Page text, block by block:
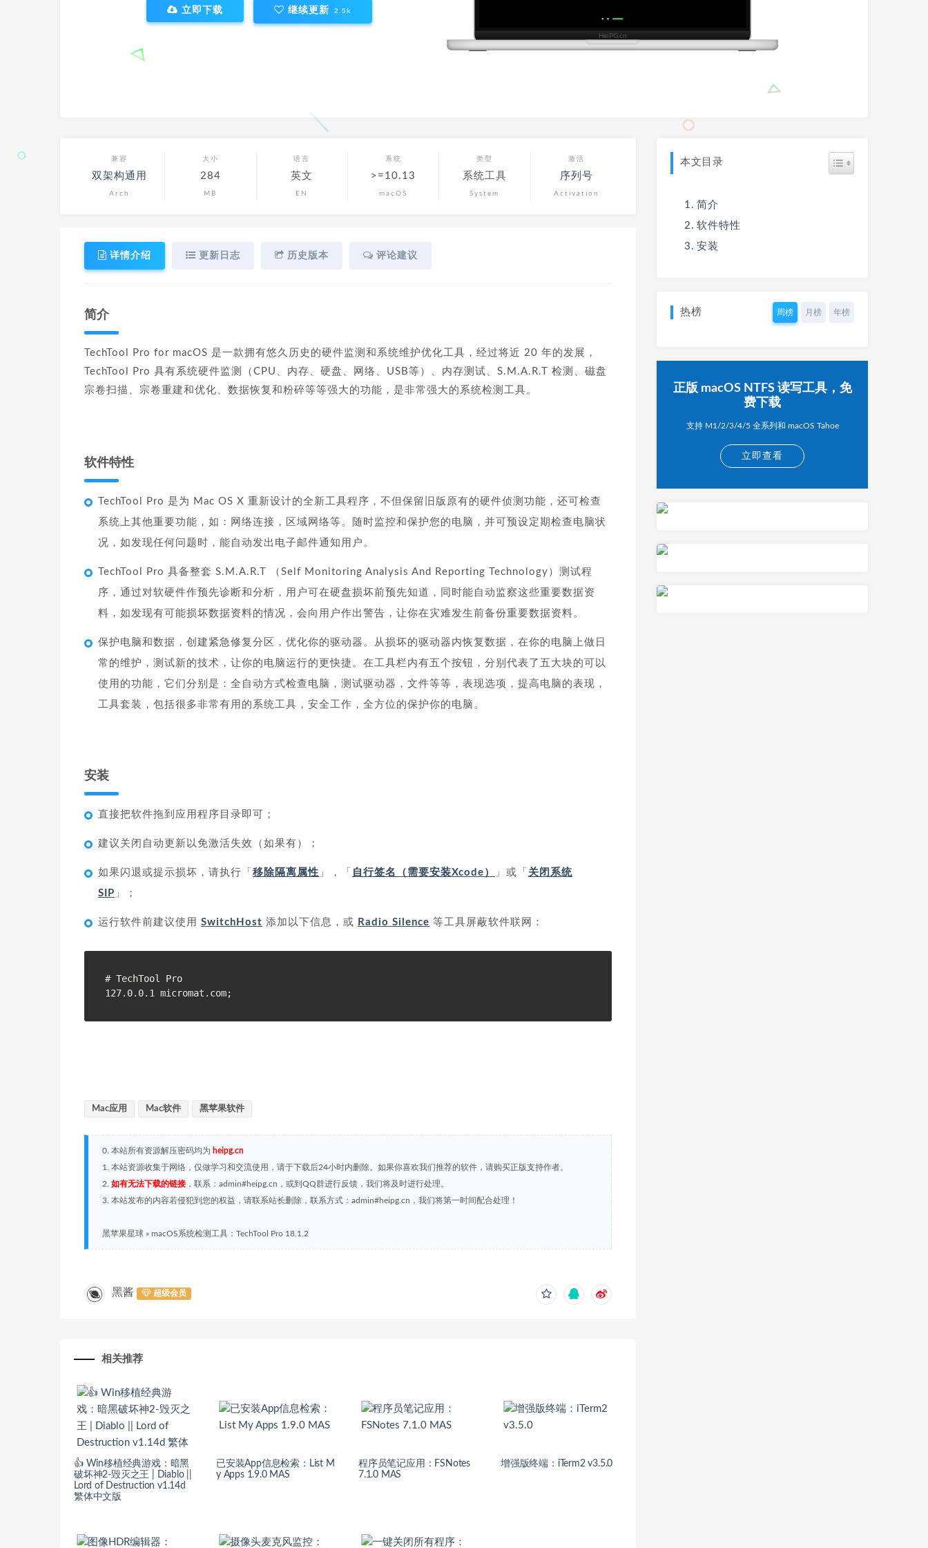
立即下载 继续更新 2.5k
兼容
双架构通用
Arch
大小
284
MB
语言
英文
EN
系统
>=10.13
macOS
类型
系统工具
System
激活
序列号
Activation
详情介绍 更新日志 历史版本 评论建议
简介
TechTool Pro for macOS 是一款拥有悠久历史的硬件监测和系统维护优化工具，经过将近 20 年的发展，
TechTool Pro 具有系统硬件监测（CPU、内存、硬盘、网络、USB等）、内存测试、S.M.A.R.T 检测、磁盘
宗卷扫描、宗卷重建和优化、数据恢复和粉碎等等强大的功能，是非常强大的系统检测工具。
软件特性
TechTool Pro 是为 Mac OS X 重新设计的全新工具程序，不但保留旧版原有的硬件侦测功能，还可检查
系统上其他重要功能，如：网络连接，区域网络等。随时监控和保护您的电脑，并可预设定期检查电脑状
况，如发现任何问题时，能自动发出电子邮件通知用户。
TechTool Pro 具备整套 S.M.A.R.T （Self Monitoring Analysis And Reporting Technology）测试程
序，通过对软硬件作预先诊断和分析，用户可在硬盘损坏前预先知道，同时能自动监察这些重要数据资
料，如发现有可能损坏数据资料的情况，会向用户作出警告，让你在灾难发生前备份重要数据资料。
保护电脑和数据，创建紧急修复分区，优化你的驱动器。从损坏的驱动器内恢复数据，在你的电脑上做日
常的维护，测试新的技术，让你的电脑运行的更快捷。在工具栏内有五个按钮，分别代表了五大块的可以
使用的功能，它们分别是：全自动方式检查电脑，测试驱动器，文件等等，表现选项，提高电脑的表现，
工具套装，包括很多非常有用的系统工具，安全工作，全方位的保护你的电脑。
安装
直接把软件拖到应用程序目录即可；
建议关闭自动更新以免激活失效（如果有）；
如果闪退或提示损坏，请执行「 移除隔离属性 」，「 自行签名（需要安装Xcode） 」或「 关闭系统
SIP 」；
运行软件前建议使用 SwitchHost 添加以下信息，或 Radio Silence 等工具屏蔽软件联网：
# TechTool Pro
Mac应用 Mac软件 黑苹果软件
0. 本站所有资源解压密码均为 heipg.cn
1. 本站资源收集于网络，仅做学习和交流使用，请于下载后24小时内删除。如果你喜欢我们推荐的软件，请购买正版支持作者。
2. 如有无法下载的链接，联系：admin#heipg.cn，或到QQ群进行反馈，我们将及时进行处理。
3. 本站发布的内容若侵犯到您的权益，请联系站长删除，联系方式：admin#heipg.cn，我们将第一时间配合处理！
黑苹果星球 » macOS系统检测工具：TechTool Pro 18.1.2
黑酱 超级会员
相关推荐
👍 Win移植经典游戏：暗黑
破坏神2-毁灭之王 | Diablo ||
Lord of Destruction v1.14d
繁体中文版
已安装App信息检索：List M
y Apps 1.9.0 MAS
程序员笔记应用：FSNotes
7.1.0 MAS
增强版终端：iTerm2 v3.5.0
本文目录
简介
软件特性
安装
热榜 周榜 月榜 年榜
正版 macOS NTFS 读写工具，免
费下载
支持 M1/2/3/4/5 全系列和 macOS Tahoe
立即查看